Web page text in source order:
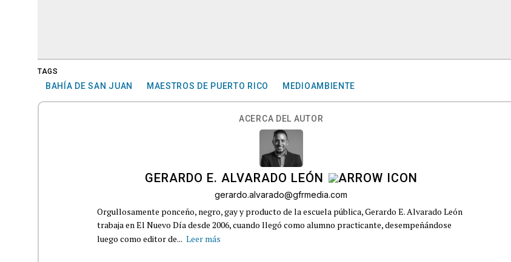
TAGS
BAHÍA DE SAN JUAN MAESTROS DE PUERTO RICO MEDIOAMBIENTE
ACERCA DEL AUTOR
GERARDO E. ALVARADO LEÓN
gerardo.alvarado@gfrmedia.com
Orgullosamente ponceño, negro, gay y producto de la escuela pública, Gerardo E. Alvarado León
trabaja en El Nuevo Día desde 2006, cuando llegó como alumno practicante, desempeñándose
luego como editor de... Leer más